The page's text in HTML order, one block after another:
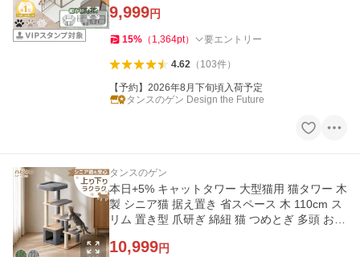
9,999円
15% （ 1,364pt） 要エントリー
4.62（ 103件）
【予約】2026年8月下旬頃入荷予定
タンスのゲン Design the Future
タンスのゲン
本日+5% キャットタワー 大型猫用 猫タワー 木
製 シニア猫 据え置き 省スペース 木 110cm ス
リム 置き型 爪研ぎ 綿紐 猫 つめとぎ 多頭 おし
10,999円